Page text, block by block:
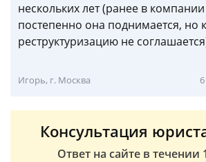
нескольких лет (ранее в
постепенно она поднимается, но
реструктуризацию не
Игорь, г. Москва
Консультация
Ответ на сайте в течении